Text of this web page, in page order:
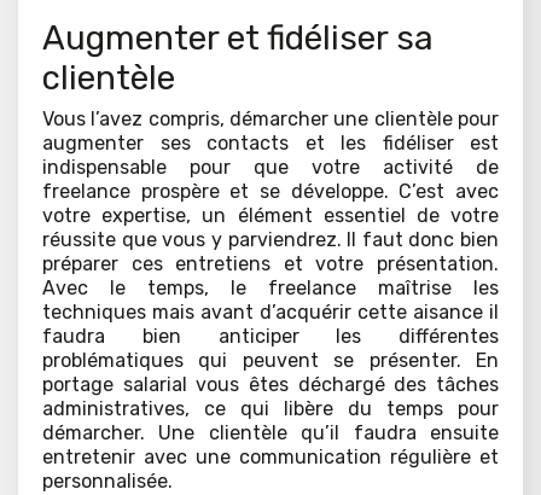
Augmenter et fidéliser sa
clientèle
Vous l’avez compris, démarcher une clientèle pour
augmenter ses contacts et les fidéliser est
indispensable pour que votre activité de
freelance prospère et se développe. C’est avec
votre expertise, un élément essentiel de votre
réussite que vous y parviendrez. Il faut donc bien
préparer ces entretiens et votre présentation.
Avec le temps, le freelance maîtrise les
techniques mais avant d’acquérir cette aisance il
faudra bien anticiper les différentes
problématiques qui peuvent se présenter. En
portage salarial vous êtes déchargé des tâches
administratives, ce qui libère du temps pour
démarcher. Une clientèle qu’il faudra ensuite
entretenir avec une communication régulière et
personnalisée.